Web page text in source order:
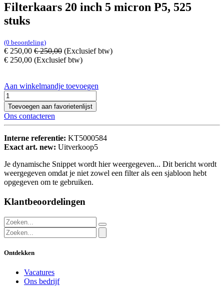
Filterkaars 20 inch 5 micron P5, 525
stuks
(0 beoordeling)
€ 250,00 €250,00 (Exclusief btw)
€ 250,00 (Exclusief btw)
Aan winkelmandje toevoegen
Toevoegen aan favorietenlijst
Ons contacteren
Interne referentie: KT5000584
Exact art. new: Uitverkoop5
Je dynamische Snippet wordt hier weergegeven... Dit bericht wordt
weergegeven omdat je niet zowel een filter als een sjabloon hebt
opgegeven om te gebruiken.
Klantbeoordelingen
Ontdekken
Vacatures
Ons bedrijf